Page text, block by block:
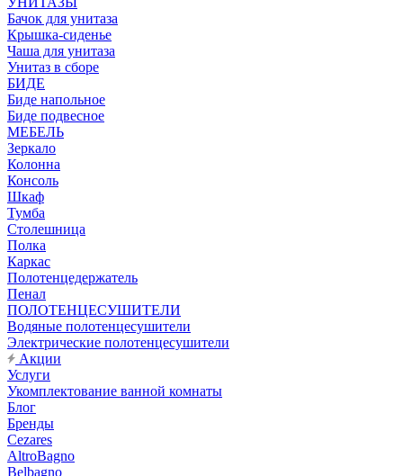
Бачок для унитаза
Крышка-сиденье
Чаша для унитаза
Унитаз в сборе
БИДЕ
Биде напольное
Биде подвесное
МЕБЕЛЬ
Зеркало
Колонна
Консоль
Шкаф
Тумба
Столешница
Полка
Каркас
Полотенцедержатель
Пенал
ПОЛОТЕНЦЕСУШИТЕЛИ
Водяные полотенцесушители
Электрические полотенцесушители
Акции
Услуги
Укомплектование ванной комнаты
Блог
Бренды
Cezares
AltroBagno
Belbagno